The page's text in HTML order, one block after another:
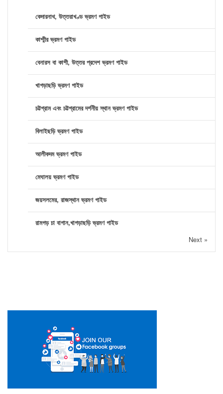
কেদারনাথ, উত্তরাখণ্ড ভ্রমণ গাইড
কাশ্মীর ভ্রমণ গাইড
বেনারস বা কাশী, উত্তর প্রদেশ ভ্রমণ গাইড
খাগড়াছড়ি ভ্রমণ গাইড
চট্টগ্রাম এবং চট্টগ্রামের দর্শনীয় স্থান ভ্রমণ গাইড
বিলাইছড়ি ভ্রমণ গাইড
আলীকদম ভ্রমণ গাইড
মেঘালয় ভ্রমণ গাইড
জয়সলমের, রাজস্থান ভ্রমণ গাইড
রামগড় চা বাগান,খাগড়াছড়ি ভ্রমণ গাইড
Next »